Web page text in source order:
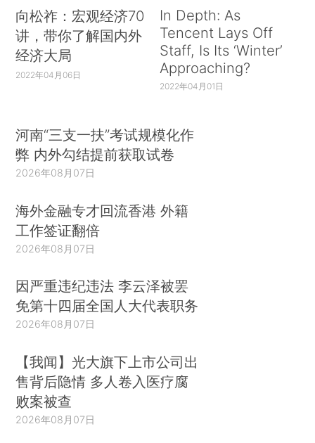
向松祚：宏观经济70
讲，带你了解国内外
经济大局
2022年04月06日
In Depth: As
Tencent Lays Off
Staff, Is Its ‘Winter’
Approaching?
2022年04月01日
河南“三支一扶”考试规模化作
弊 内外勾结提前获取试卷
2026年08月07日
海外金融专才回流香港 外籍
工作签证翻倍
2026年08月07日
因严重违纪违法 李云泽被罢
免第十四届全国人大代表职务
2026年08月07日
【我闻】光大旗下上市公司出
售背后隐情 多人卷入医疗腐
败案被查
2026年08月07日